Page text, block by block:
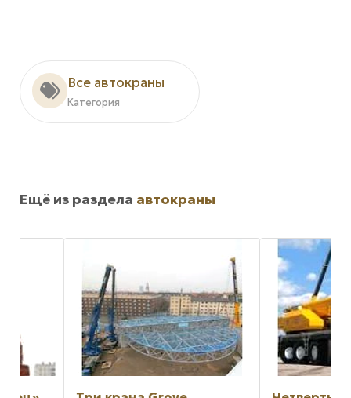
Все автокраны
Категория
Ещё из раздела автокраны